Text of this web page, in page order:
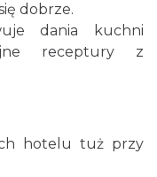
dobrze.
dania kuchni
receptury z
hotelu tuż przy